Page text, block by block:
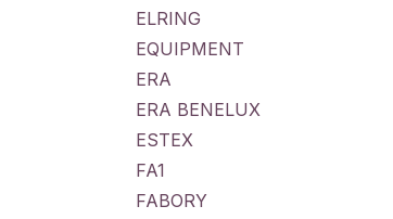
ELRING
EQUIPMENT
ERA
ERA BENELUX
ESTEX
FA1
FABORY